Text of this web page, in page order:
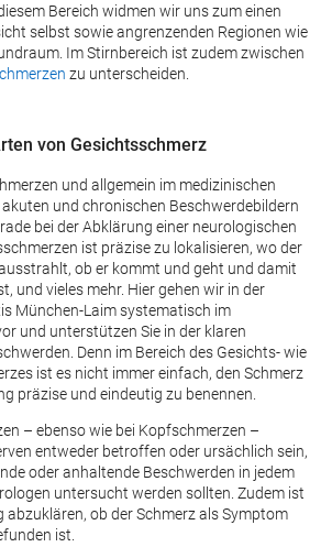
Bereich widmen wir uns zum einen
selbst sowie angrenzenden Regionen wie
Im Stirnbereich ist zudem zwischen
zu unterscheiden.
von Gesichtsschmerz
und allgemein im medizinischen
und chronischen Beschwerdebildern
bei der Abklärung einer neurologischen
ist präzise zu lokalisieren, wo der
ob er kommt und geht und damit
und vieles mehr. Hier gehen wir in der
München-Laim systematisch im
und unterstützen Sie in der klaren
Denn im Bereich des Gesichts- wie
ist es nicht immer einfach, den Schmerz
präzise und eindeutig zu benennen.
– ebenso wie bei Kopfschmerzen –
entweder betroffen oder ursächlich sein,
oder anhaltende Beschwerden in jedem
untersucht werden sollten. Zudem ist
abzuklären, ob der Schmerz als Symptom
ist.